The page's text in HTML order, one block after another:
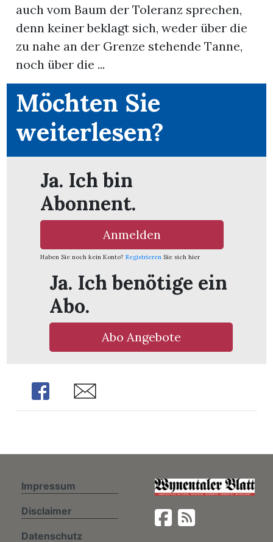
auch vom Baum der Toleranz sprechen,
denn keiner beklagt sich, weder über die
zu nahe an der Grenze stehende Tanne,
noch über die ...
Möchten Sie
weiterlesen?
Ja. Ich bin
Abonnent.
Anmelden
Haben Sie noch kein Konto? Registrieren Sie sich hier
Ja. Ich benötige ein
Abo.
Abo Angebote
Share Share
Impressum
Disclaimer
Datenschutz